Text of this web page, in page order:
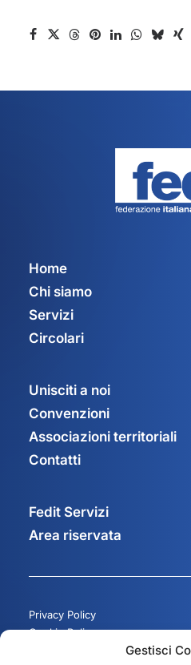
Gestisci
Home
Chi siamo
Servizi
Circolari
Unisciti a noi
Convenzioni
Associazioni territoriali
Contatti
Fedit Servizi
Area riservata
Privacy Policy
Cookie Policy